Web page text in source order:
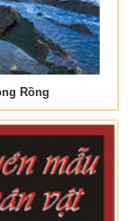
Rồng